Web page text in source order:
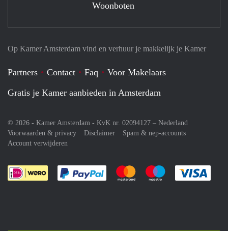
Op Kamer Amsterdam vind en verhuur je makkelijk je Kamer
Partners Contact Faq
Voor Makelaars
Gratis je Kamer aanbieden in Amsterdam
© 2026 - Kamer Amsterdam - KvK nr. 02094127 – Nederland
Voorwaarden & privacy
Disclaimer
Spam & nep-accounts
Account verwijderen
Je rekent gemakkelijk af met Paypal
Je rekent gemakkelijk af met
Je rekent
Woonboten